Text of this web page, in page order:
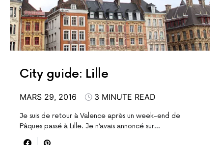
City guide: Lille
MARS 29, 2016 3 MINUTE READ
Je suis de retour à Valence après un week-end de
Pâques passé à Lille. Je n’avais annoncé sur…